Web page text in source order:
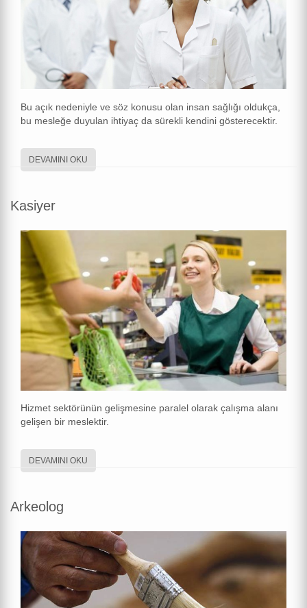
Bu açık nedeniyle ve söz konusu olan insan sağlığı oldukça,
bu mesleğe duyulan ihtiyaç da sürekli kendini gösterecektir.
DEVAMINI OKU
Kasiyer
Hizmet sektörünün gelişmesine paralel olarak çalışma alanı
gelişen bir meslektir.
DEVAMINI OKU
Arkeolog